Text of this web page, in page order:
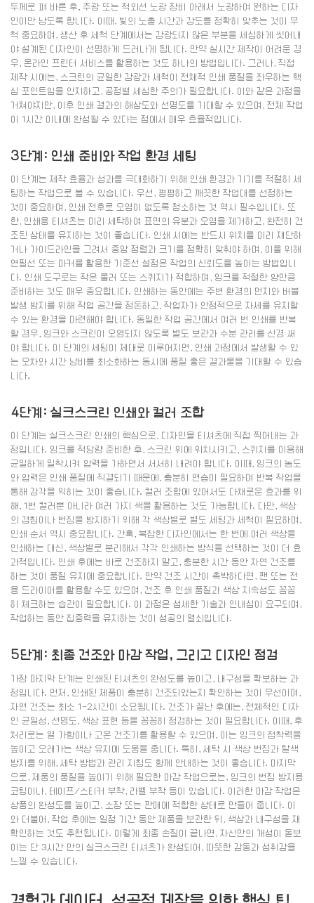
두께로 펴 바른 후, 주광 또는 적외선 노광 장비 아래서 노광하여 원하는 디자
인이만 남도록 합니다. 이때, 빛의 노출 시간과 강도를 정확히 맞추는 것이 무
척 중요하며, 생산 후 세척 단계에서는 감광되지 않은 부분을 세심하게 씻어내
야 설계된 디자인이 선명하게 드러나게 됩니다. 만약 실시간 제작이 어려운 경
우, 온라인 프린터 서비스를 활용하는 것도 하나의 방법입니다. 그러나, 직접
제작 시에는, 스크린의 균일한 감광과 세척이 전체적 인쇄 품질을 좌우하는 핵
심 포인트임을 인지하고, 공정별 세심한 주의가 필요합니다. 이와 같은 과정을
거쳐야지만, 이후 인쇄 결과의 해상도와 선명도를 기대할 수 있으며, 전체 작업
이 1시간 이내에 완성될 수 있다는 점에서 매우 효율적입니다.
3단계: 인쇄 준비와 작업 환경 세팅
이 단계는 제작 효율과 성과를 극대화하기 위해 인쇄 환경과 기기를 적절히 세
팅하는 작업으로 볼 수 있습니다. 우선, 평평하고 깨끗한 작업대를 선정하는
것이 중요하며, 인쇄 전후로 오염이 없도록 청소하는 것 역시 필수입니다. 또
한, 인쇄용 티셔츠는 미리 세탁하여 표면의 유분과 오염을 제거하고, 완전히 건
조된 상태를 유지하는 것이 좋습니다. 인쇄 시에는 반드시 위치를 미리 재단하
거나 가이드라인을 그려서 중앙 정렬과 크기를 정확히 맞춰야 하며, 이를 위해
연필선 또는 마커를 활용한 기준선 설정은 작업의 신뢰도를 높이는 방법입니
다. 인쇄 도구로는 작은 롤러 또는 스퀴지가 적합하며, 잉크를 적절한 양만큼
준비하는 것도 매우 중요합니다. 인쇄하는 동안에는 주변 환경의 먼지와 버블
발생 방지를 위해 작업 공간을 정돈하고, 작업자가 안정적으로 자세를 유지할
수 있는 환경을 마련해야 합니다. 동일한 작업 공간에서 여러 번 인쇄를 반복
할 경우, 잉크와 스크린이 오염되지 않도록 별도 보관과 수분 관리를 신경 써
야 합니다. 이 단계의 세팅이 제대로 이루어지면, 인쇄 과정에서 발생할 수 있
는 오차와 시간 낭비를 최소화하는 동시에 품질 좋은 결과물을 기대할 수 있습
니다.
4단계: 실크스크린 인쇄와 컬러 조합
이 단계는 실크스크린 인쇄의 핵심으로, 디자인을 티셔츠에 직접 찍어내는 과
정입니다. 잉크를 적당량 준비한 후, 스크린 위에 위치시키고, 스퀴지를 이용해
균일하게 밀착시켜 압력을 가하면서 서서히 내려야 합니다. 이때, 잉크의 농도
와 압력은 인쇄 품질에 직결되기 때문에, 충분히 연습이 필요하며 반복 작업을
통해 감각을 익히는 것이 좋습니다. 컬러 조합에 있어서도 다채로운 효과를 위
해, 1번 컬러뿐 아니라 여러 가지 색을 활용하는 것도 가능합니다. 다만, 색상
의 겹침이나 번짐을 방지하기 위해 각 색상별로 별도 세팅과 세척이 필요하며,
인쇄 순서 역시 중요합니다. 간혹, 복잡한 디자인에서는 한 번에 여러 색상을
인쇄하는 대신, 색상별로 분리해서 각각 인쇄하는 방식을 선택하는 것이 더 효
과적입니다. 인쇄 후에는 바로 건조하지 말고, 충분한 시간 동안 자연 건조를
하는 것이 품질 유지에 중요합니다. 만약 건조 시간이 촉박하다면, 팬 또는 전
용 드라이어를 활용할 수도 있으며, 건조 후 인쇄 품질과 색상 지속성도 꼼꼼
히 체크하는 습관이 필요합니다. 이 과정은 섬세한 기술과 인내심이 요구되며,
작업하는 동안 집중력을 유지하는 것이 성공의 열쇠입니다.
5단계: 최종 건조와 마감 작업, 그리고 디자인 점검
가장 마지막 단계는 인쇄된 티셔츠의 완성도를 높이고, 내구성을 확보하는 과
정입니다. 먼저, 인쇄된 제품이 충분히 건조되었는지 확인하는 것이 우선이며,
자연 건조는 최소 1-2시간이 소요됩니다. 건조가 끝난 후에는, 전체적인 디자
인 균일성, 선명도, 색상 표현 등을 꼼꼼히 점검하는 것이 필요합니다. 이때, 후
처리로는 열 가함이나 고온 건조기를 활용할 수 있으며, 이는 잉크의 접착력을
높이고 오래가는 색상 유지에 도움을 줍니다. 특히, 세탁 시 색상 번짐과 탈색
방지를 위해, 세탁 방법과 관리 지침도 함께 안내하는 것이 좋습니다. 마지막
으로, 제품의 품질을 높이기 위해 필요한 마감 작업으로는, 잉크의 번짐 방지용
코팅이나, 테이프/스티커 부착, 라벨 부착 등이 있습니다. 이러한 마감 작업은
상품의 완성도를 높이고, 소장 또는 판매에 적합한 상태로 만들어 줍니다. 이
와 더불어, 작업 후에는 일정 기간 동안 제품을 보관한 뒤, 색상과 내구성을 재
확인하는 것도 추천됩니다. 이렇게 최종 손질이 끝나면, 자신만의 개성이 돋보
이는 단 3시간 만의 실크스크린 티셔츠가 완성되어, 따뜻한 감동과 성취감을
느낄 수 있습니다.